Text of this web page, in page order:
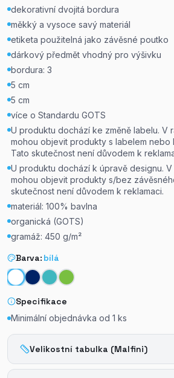
dekorativní dvojitá bordura
měkký a vysoce savý materiál
etiketa použitelná jako závěsné poutko
dárkový předmět vhodný pro výšivku
bordura: 3
5 cm
5 cm
více o Standardu GOTS
U produktu dochází ke změně labelu. V
mohou objevit produkty s labelem nebo
Tato skutečnost není důvodem k
U produktu dochází k úpravě designu.
mohou objevit produkty s/bez
skutečnost není důvodem k reklamaci.
materiál: 100% bavlna
organická (GOTS)
gramáž: 450 g/m²
Barva: bílá
Specifikace
Minimální objednávka od 1 ks
Velikostní tabulka (Malfini)